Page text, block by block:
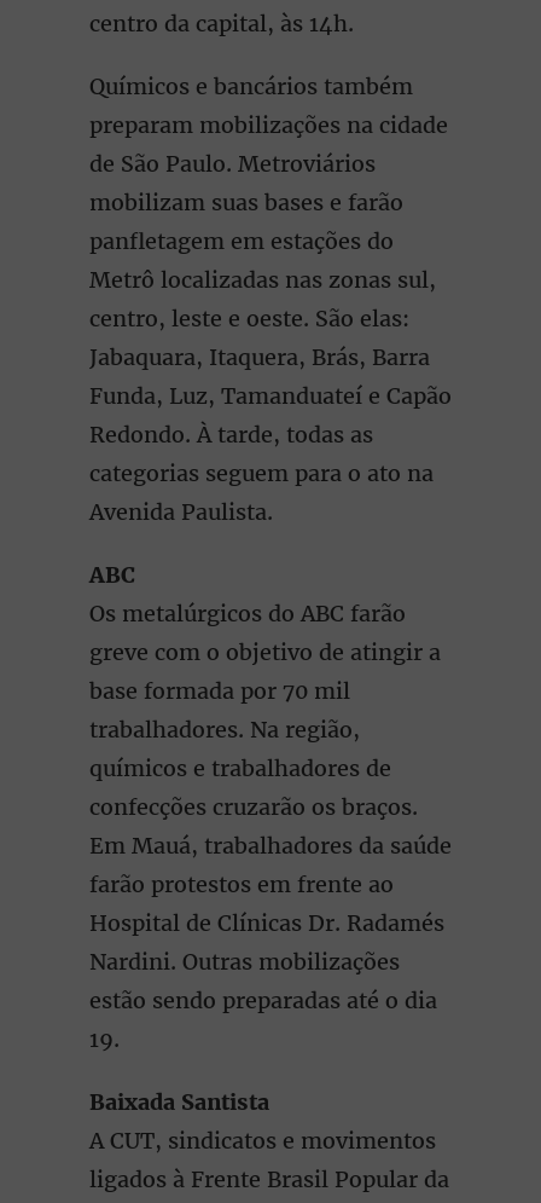
centro da capital, às 14h.
Químicos e bancários também
preparam mobilizações na cidade
de São Paulo. Metroviários
mobilizam suas bases e farão
panfletagem em estações do
Metrô localizadas nas zonas sul,
centro, leste e oeste. São elas:
Jabaquara, Itaquera, Brás, Barra
Funda, Luz, Tamanduateí e Capão
Redondo. À tarde, todas as
categorias seguem para o ato na
Avenida Paulista.
ABC
Os metalúrgicos do ABC farão
greve com o objetivo de atingir a
base formada por 70 mil
trabalhadores. Na região,
químicos e trabalhadores de
confecções cruzarão os braços.
Em Mauá, trabalhadores da saúde
farão protestos em frente ao
Hospital de Clínicas Dr. Radamés
Nardini. Outras mobilizações
estão sendo preparadas até o dia
19.
Baixada Santista
A CUT, sindicatos e movimentos
ligados à Frente Brasil Popular da